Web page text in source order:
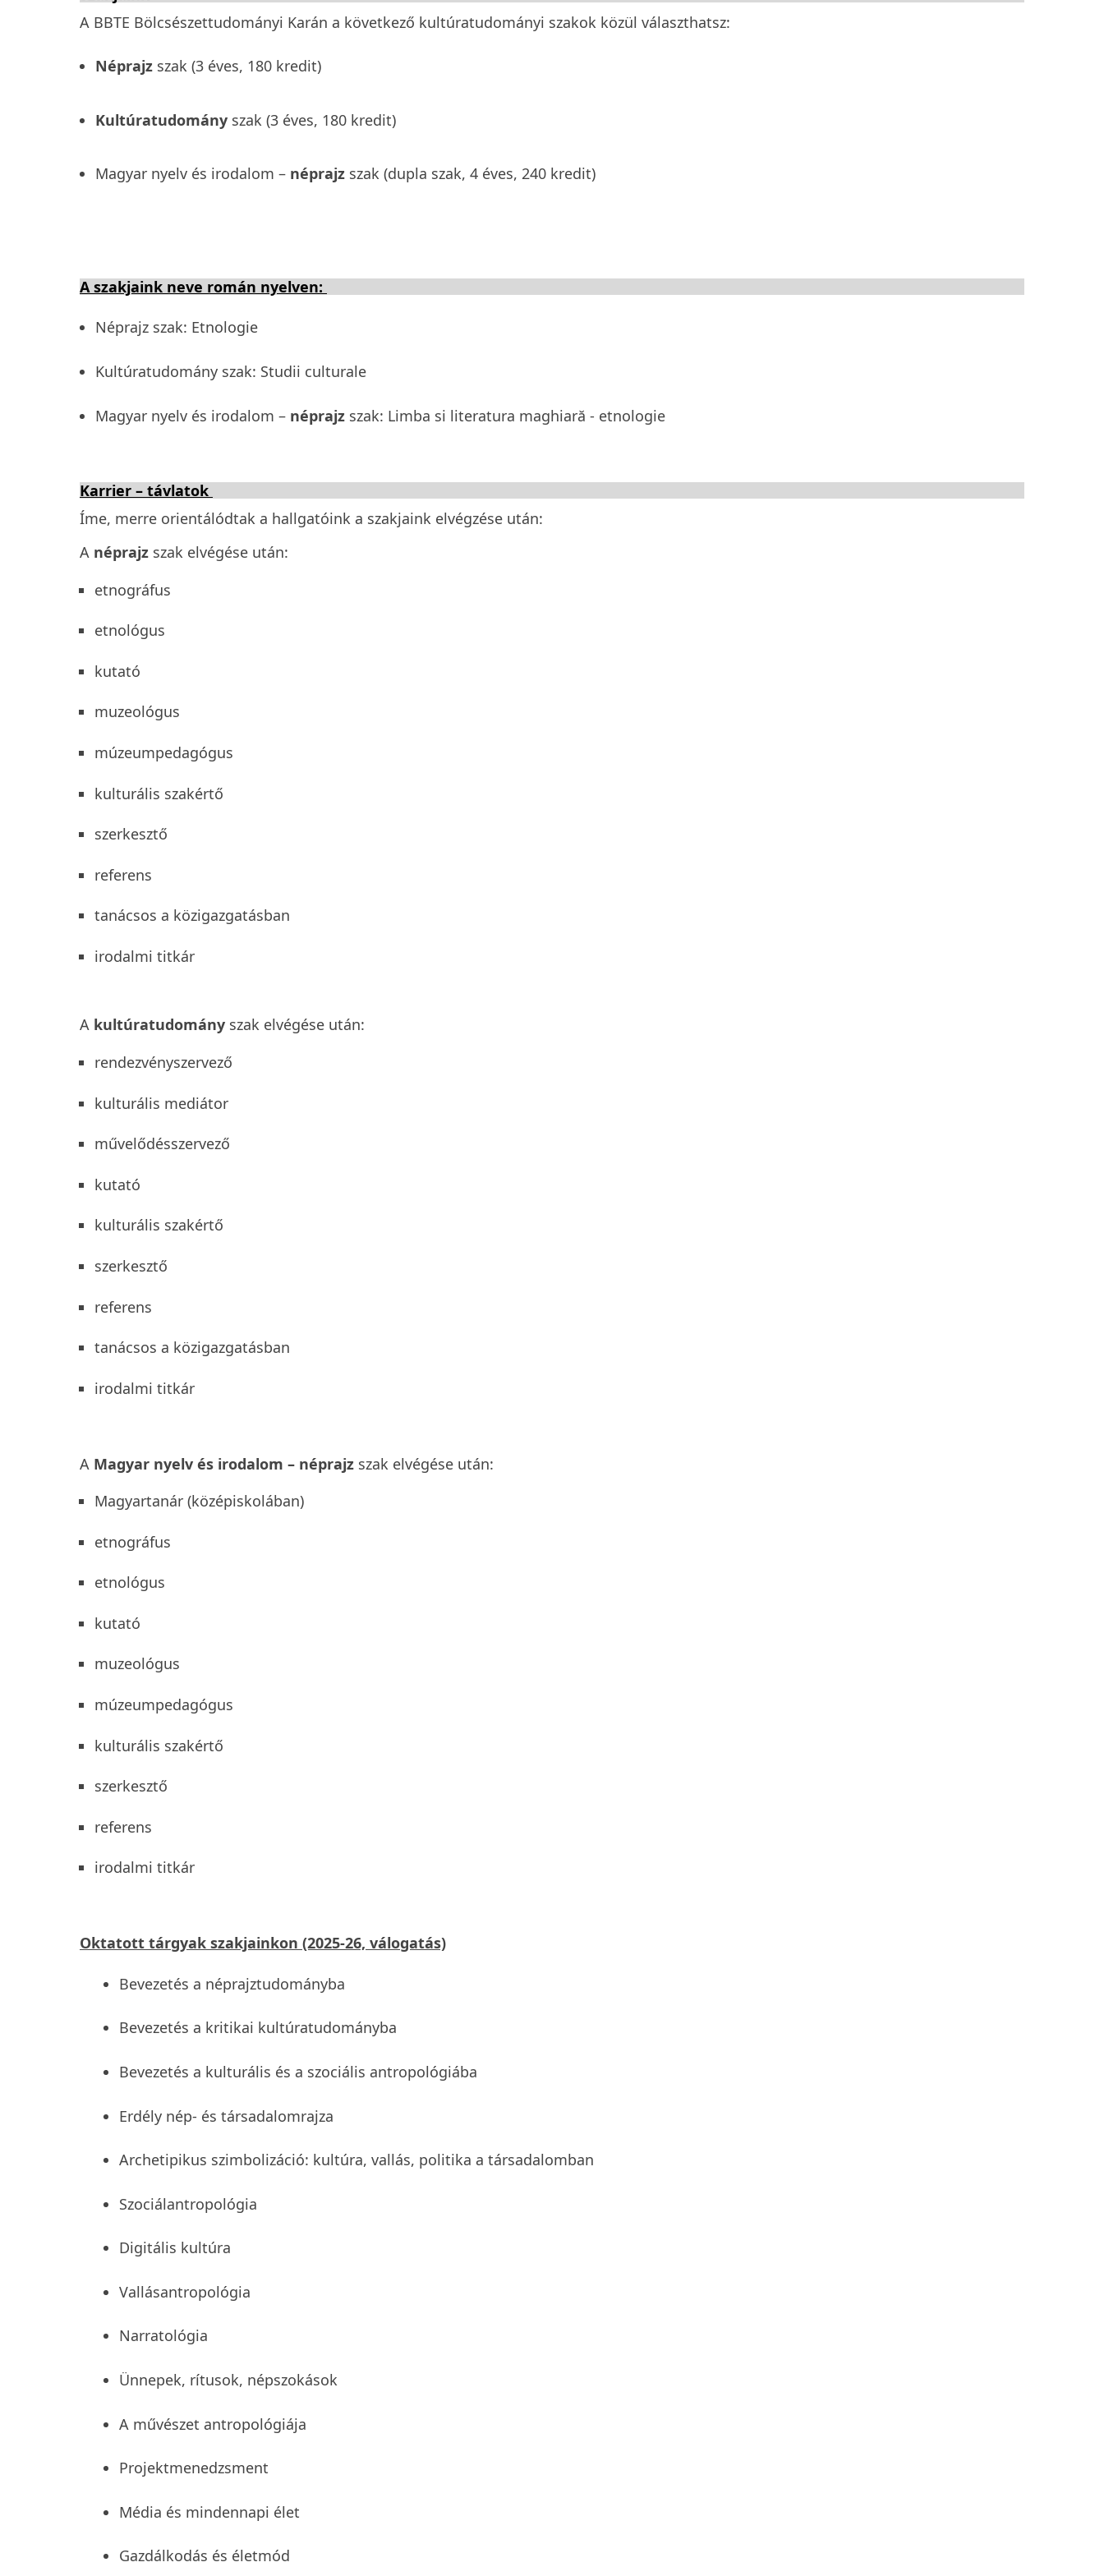
A BBTE Bölcsészettudományi Karán a következő kultúratudományi szakok közül választhatsz:
Néprajz szak (3 éves, 180 kredit)
Kultúratudományszak (3 éves, 180 kredit)
Magyar nyelv és irodalom – néprajz szak (dupla szak, 4 éves, 240 kredit)
A szakjaink neve román nyelven:
Néprajz szak: Etnologie
Kultúratudomány szak: Studii culturale
Magyar nyelv és irodalom – néprajz szak: Limba si literatura maghiară - etnologie
Karrier – távlatok
Íme, merre orientálódtak a hallgatóink a szakjaink elvégzése után:
A néprajz szak elvégése után:
etnográfus
etnológus
kutató
muzeológus
múzeumpedagógus
kulturális szakértő
szerkesztő
referens
tanácsos a közigazgatásban
irodalmi titkár
A kultúratudomány szak elvégése után:
rendezvényszervező
kulturális mediátor
művelődésszervező
kutató
kulturális szakértő
szerkesztő
referens
tanácsos a közigazgatásban
irodalmi titkár
A Magyar nyelv és irodalom – néprajz szak elvégése után:
Magyartanár (középiskolában)
etnográfus
etnológus
kutató
muzeológus
múzeumpedagógus
kulturális szakértő
szerkesztő
referens
irodalmi titkár
Oktatott tárgyak szakjainkon (2025-26, válogatás)
Bevezetés a néprajztudományba
Bevezetés a kritikai kultúratudományba
Bevezetés a kulturális és a szociális antropológiába
Erdély nép- és társadalomrajza
Archetipikus szimbolizáció: kultúra, vallás, politika a társadalomban
Szociálantropológia
Digitális kultúra
Vallásantropológia
Narratológia
Ünnepek, rítusok, népszokások
A művészet antropológiája
Projektmenedzsment
Média és mindennapi élet
Gazdálkodás és életmód